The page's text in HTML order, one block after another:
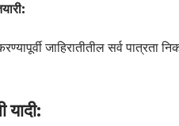
जाहिरातीतील सर्व पात्रता
यादी: